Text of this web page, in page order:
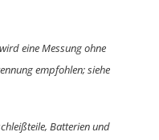
eine Messung ohne
empfohlen; siehe
Batterien und